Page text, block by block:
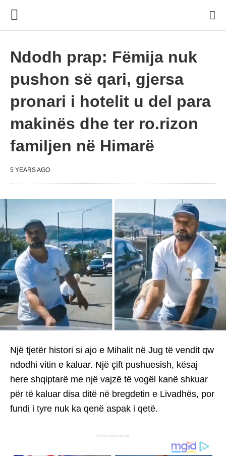
Ndodh prap: Fëmija nuk
pushon së qari, gjersa
pronari i hotelit u del para
makinës dhe ter ro.rizon
familjen në Himarë
5 YEARS AGO
Një tjetër histori si ajo e Mihalit në Jug të vendit qw
ndodhi vitin e kaluar. Një çift pushuesish, kësaj
here shqiptarë me një vajzë të vogël kanë shkuar
për të kaluar disa ditë në bregdetin e Livadhës, por
fundi i tyre nuk ka qenë aspak i qetë.
Advertisement